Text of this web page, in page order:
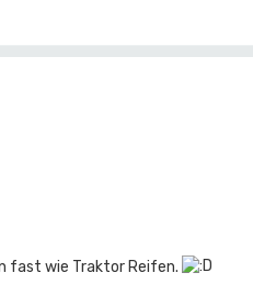
fast wie Traktor Reifen.